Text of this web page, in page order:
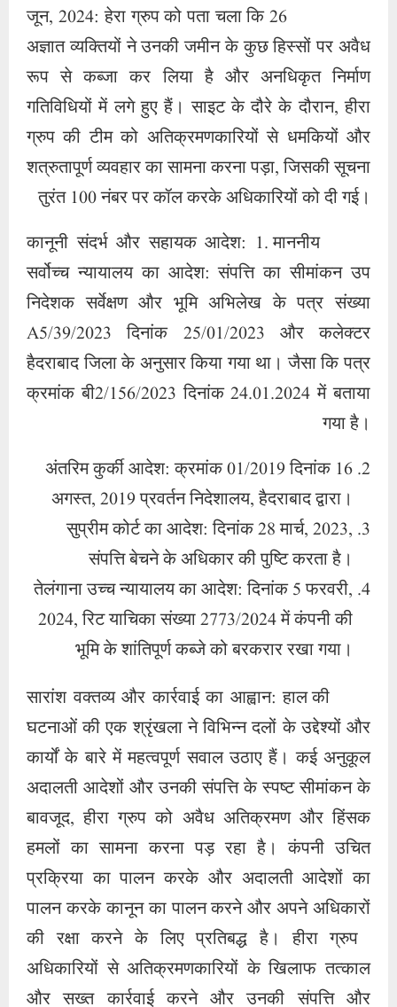
26 जून, 2024: हेरा ग्रुप को पता चला कि
अज्ञात व्यक्तियों ने उनकी जमीन के कुछ हिस्सों पर अवैध
रूप से कब्जा कर लिया है और अनधिकृत निर्माण
गतिविधियों में लगे हुए हैं। साइट के दौरे के दौरान, हीरा
ग्रुप की टीम को अतिक्रमणकारियों से धमकियों और
शत्रुतापूर्ण व्यवहार का सामना करना पड़ा, जिसकी सूचना
तुरंत 100 नंबर पर कॉल करके अधिकारियों को दी गई।
कानूनी संदर्भ और सहायक आदेश: 1. माननीय
सर्वोच्च न्यायालय का आदेश: संपत्ति का सीमांकन उप
निदेशक सर्वेक्षण और भूमि अभिलेख के पत्र संख्या
A5/39/2023 दिनांक 25/01/2023 और कलेक्टर
हैदराबाद जिला के अनुसार किया गया था। जैसा कि पत्र
क्रमांक बी2/156/2023 दिनांक 24.01.2024 में बताया
गया है।
अंतरिम कुर्की आदेश: क्रमांक 01/2019 दिनांक 16
अगस्त, 2019 प्रवर्तन निदेशालय, हैदराबाद द्वारा।
सुप्रीम कोर्ट का आदेश: दिनांक 28 मार्च, 2023,
संपत्ति बेचने के अधिकार की पुष्टि करता है।
तेलंगाना उच्च न्यायालय का आदेश: दिनांक 5 फरवरी,
2024, रिट याचिका संख्या 2773/2024 में कंपनी की
भूमि के शांतिपूर्ण कब्जे को बरकरार रखा गया।
सारांश वक्तव्य और कार्रवाई का आह्वान: हाल की
घटनाओं की एक श्रृंखला ने विभिन्न दलों के उद्देश्यों और
कार्यों के बारे में महत्वपूर्ण सवाल उठाए हैं। कई अनुकूल
अदालती आदेशों और उनकी संपत्ति के स्पष्ट सीमांकन के
बावजूद, हीरा ग्रुप को अवैध अतिक्रमण और हिंसक
हमलों का सामना करना पड़ रहा है। कंपनी उचित
प्रक्रिया का पालन करके और अदालती आदेशों का
पालन करके कानून का पालन करने और अपने अधिकारों
की रक्षा करने के लिए प्रतिबद्ध है। हीरा ग्रुप
अधिकारियों से अतिक्रमणकारियों के खिलाफ तत्काल
और सख्त कार्रवाई करने और उनकी संपत्ति और